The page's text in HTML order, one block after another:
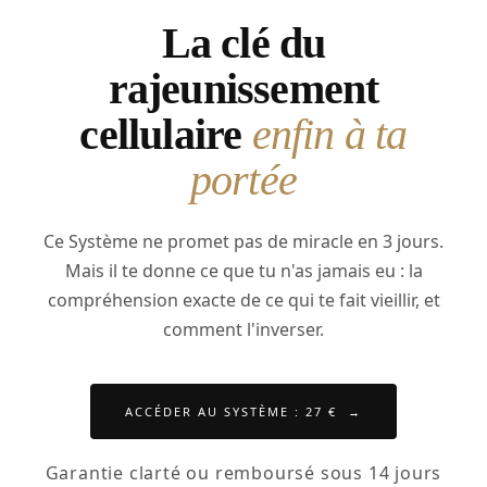
La clé du
rajeunissement
cellulaire enfin à ta
portée
Ce Système ne promet pas de miracle en 3 jours.
Mais il te donne ce que tu n'as jamais eu : la
compréhension exacte de ce qui te fait vieillir, et
comment l'inverser.
ACCÉDER AU SYSTÈME : 27 € →
Garantie clarté ou remboursé sous 14 jours